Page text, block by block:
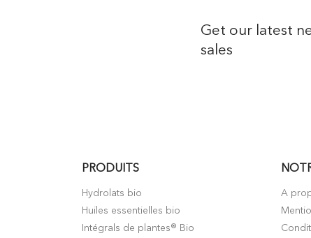
Get our latest
sales
PRODUITS
Hydrolats bio
Huiles essentielles bio
Intégrals de plantes® Bio
A